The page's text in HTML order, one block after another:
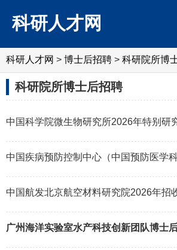
科研人才网
科研人才网 > 博士后招聘 > 科研院所博
科研院所博士后招聘
中国航发北京航空材料研究院2026年招
广州海洋实验室水产科技创新团队博士